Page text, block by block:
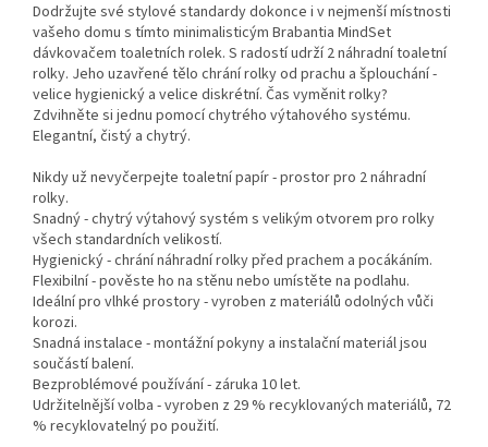
Dodržujte své stylové standardy dokonce i v nejmenší místnosti
vašeho domu s tímto minimalisticým Brabantia MindSet
dávkovačem toaletních rolek. S radostí udrží 2 náhradní toaletní
rolky. Jeho uzavřené tělo chrání rolky od prachu a šplouchání -
velice hygienický a velice diskrétní. Čas vyměnit rolky?
Zdvihněte si jednu pomocí chytrého výtahového systému.
Elegantní, čistý a chytrý.
Nikdy už nevyčerpejte toaletní papír - prostor pro 2 náhradní
rolky.
Snadný - chytrý výtahový systém s velikým otvorem pro rolky
všech standardních velikostí.
Hygienický - chrání náhradní rolky před prachem a pocákáním.
Flexibilní - pověste ho na stěnu nebo umístěte na podlahu.
Ideální pro vlhké prostory - vyroben z materiálů odolných vůči
korozi.
Snadná instalace - montážní pokyny a instalační materiál jsou
součástí balení.
Bezproblémové používání - záruka 10 let.
Udržitelnější volba - vyroben z 29 % recyklovaných materiálů, 72
% recyklovatelný po použití.